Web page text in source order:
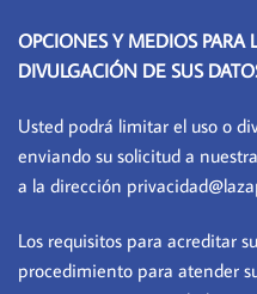
OPCIONES Y MEDIOS PARA
DIVULGACIÓN DE SUS
Usted podrá limitar el uso o
enviando su solicitud a
a la dirección
Los requisitos para acreditar
procedimiento para atender